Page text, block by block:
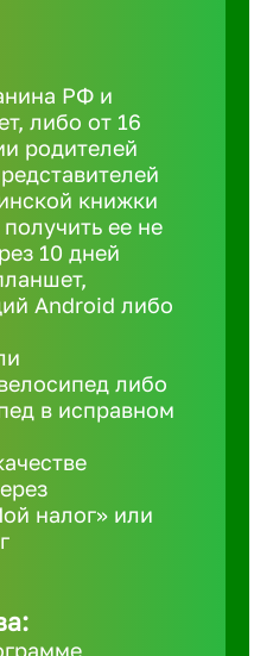
Бирск
РФ и
либо от 16
родителей
книжки
ее не
10 дней
Android либо
либо
в исправном
налог» или